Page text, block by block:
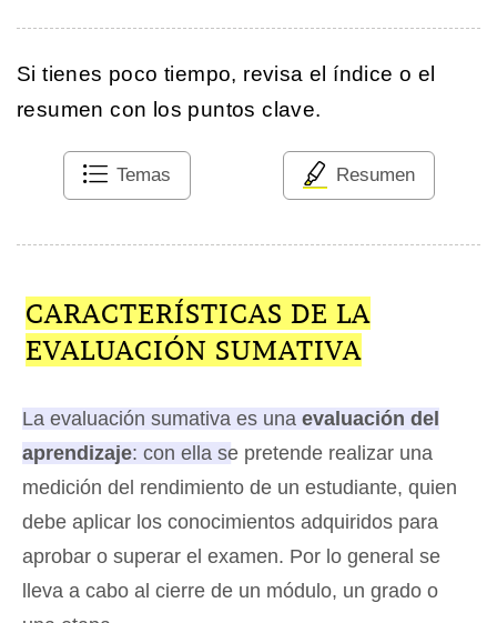
Si tienes poco tiempo, revisa el índice o el
resumen con los puntos clave.
Temas Resumen
CARACTERÍSTICAS DE LA
EVALUACIÓN SUMATIVA
La evaluación sumativa es una evaluación del
aprendizaje: con ella se pretende realizar una
medición del rendimiento de un estudiante, quien
debe aplicar los conocimientos adquiridos para
aprobar o superar el examen. Por lo general se
lleva a cabo al cierre de un módulo, un grado o